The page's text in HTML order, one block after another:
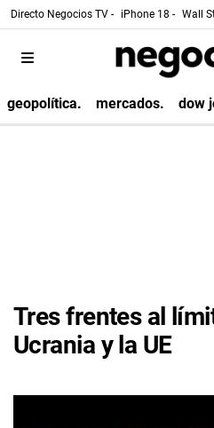
Directo Negocios TV - iPhone 18 - Wall
geopolítica. mercados. dow
Tres frentes al
Ucrania y la UE